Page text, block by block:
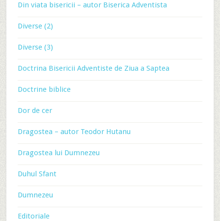
Din viata bisericii – autor Biserica Adventista
Diverse (2)
Diverse (3)
Doctrina Bisericii Adventiste de Ziua a Saptea
Doctrine biblice
Dor de cer
Dragostea – autor Teodor Hutanu
Dragostea lui Dumnezeu
Duhul Sfant
Dumnezeu
Editoriale